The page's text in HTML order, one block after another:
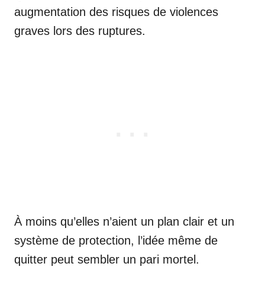
augmentation des risques de violences
graves lors des ruptures.
À moins qu’elles n’aient un plan clair et un
système de protection, l’idée même de
quitter peut sembler un pari mortel.